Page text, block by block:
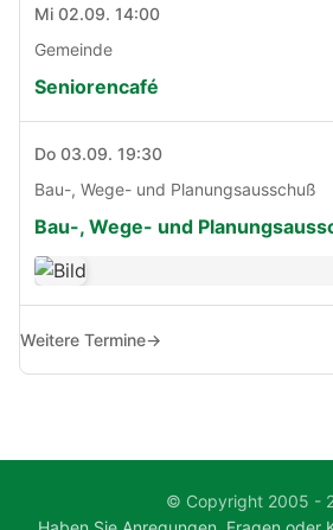
Mi 02.09. 14:00
Gemeinde
Seniorencafé
Do 03.09. 19:30
Bau-, Wege- und Planungsausschuß
Bau-, Wege- und
Weitere Termine→
© Copyright 2005 -